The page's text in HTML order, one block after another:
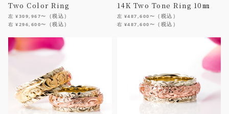
Two Color Ring
左 ¥309,967〜 （税込）
右 ¥296,600〜 （税込）
14K Two Tone Ring 10㎜
左 ¥487,600〜 （税込）
右 ¥487,600〜 （税込）